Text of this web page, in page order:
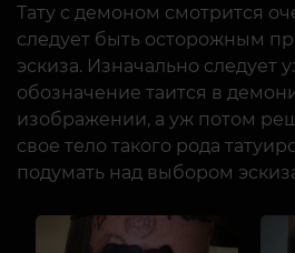
Тату с демоном смотрится
следует быть осторожным
эскиза. Изначально следует
обозначение таится в
изображении, а уж потом
свое тело такого рода
подумать над выбором